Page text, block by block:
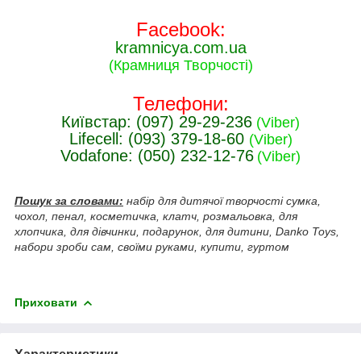
Facebook:
kramnicya.com.ua
(Крамниця Творчості)
Телефони:
Київстар: (097) 29-29-236 (Viber)
Lifecell: (093) 379-18-60 (Viber)
Vodafone: (050) 232-12-76 (Viber)
Пошук за словами: набір для дитячої творчості сумка,
чохол, пенал, косметичка, клатч, розмальовка, для
хлопчика, для дівчинки, подарунок, для дитини, Danko Toys,
набори зроби сам, своїми руками, купити, гуртом
Приховати